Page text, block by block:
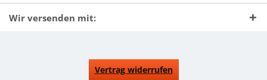
Wir versenden mit:
Vertrag widerrufen